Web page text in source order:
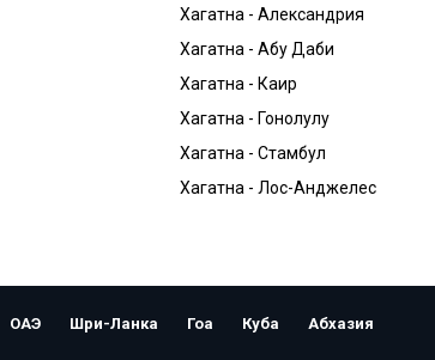
Хагатна - Александрия
Хагатна - Абу Даби
Хагатна - Каир
Хагатна - Гонолулу
Хагатна - Стамбул
Хагатна - Лос-Анджелес
ОАЭ Шри-Ланка Гоа Куба Абхазия